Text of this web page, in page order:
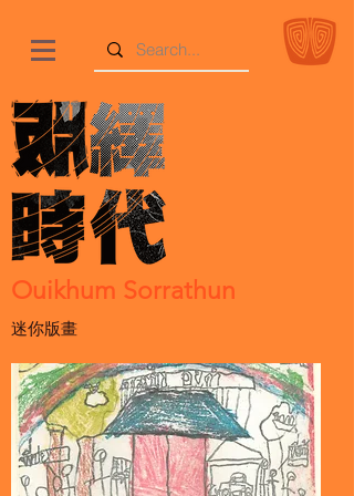
Ouikhum Sorrathun
迷你版畫